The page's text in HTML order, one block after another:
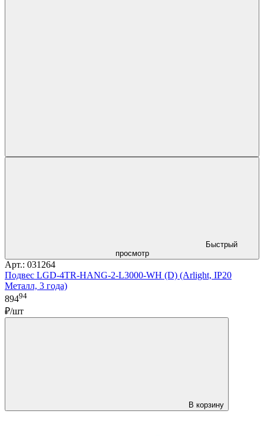
Быстрый
просмотр
Арт.: 031264
Подвес LGD-4TR-HANG-2-L3000-WH (D) (Arlight, IP20
Металл, 3 года)
89494
₽/шт
В корзину